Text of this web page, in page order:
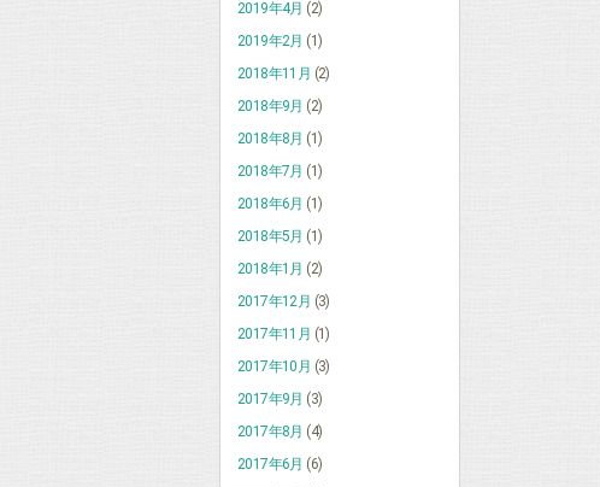
2019年4月 (2)
2019年2月 (1)
2018年11月 (2)
2018年9月 (2)
2018年8月 (1)
2018年7月 (1)
2018年6月 (1)
2018年5月 (1)
2018年1月 (2)
2017年12月 (3)
2017年11月 (1)
2017年10月 (3)
2017年9月 (3)
2017年8月 (4)
2017年6月 (6)